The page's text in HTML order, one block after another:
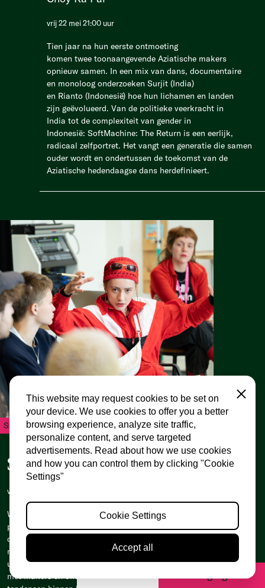
vrij 22 mei 21:00 uur
Tien jaar na hun eerste ontmoeting
komen twee toonaangevende Aziatische makers
opnieuw samen. In een mix van dans, documentaire
en monoloog onderzoeken Surjit (India)
en Rianto (Indonesië) hoe hun lichamen en landen
zijn geëvolueerd. Van de politieke veerkracht in
India tot de complexiteit van gender in
Indonesië: SoftMachine: The Return is een eerlijk,
radicaal zelfportret. Het vangt een generatie die samen
ouder wordt en ondertussen de toekomst van de
Aziatische hedendaagse dans herdefinieert.
SPRING Academy
SPRING Academy Trajecten
vrij 15 mei t/m za 23 mei
Wil je meer ontdekken over hedendaagse
podiumkunsten? Doe mee SPRING Academy! We
organiseren lezingen met makers, leesgroepen,
masterclasses, workshops en artistieke
uitwisselingen. Ontmoet vakgenoten, leg contacten
met makers en ontdek nieuwe impulsen en
This website may request cookies to be set on
your device. We use cookies to offer you a better
browsing experience, analyze site traffic,
personalize content, and serve targeted
advertisements. Read about how we use cookies
and how you can control them by clicking "Cookie
Settings"
Close
Cookie Settings
Accept all